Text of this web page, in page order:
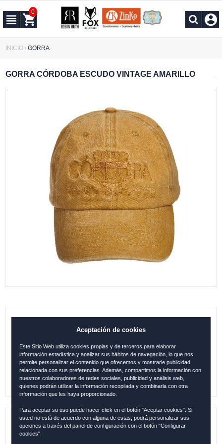
0
INICIO /GORRA
GORRA CÓRDOBA ESCUDO VINTAGE AMARILLO
GORRA CÓRDOBA ESCUDO VINTAGE
15.95€
Referencia: COR1243
Aceptación de cookies
Este Sitio Web utiliza cookies propias y de terceros para elaborar
información estadística y analizar sus hábitos de navegación, lo que nos
permite personalizar el contenido que ofrecemos y mostrarle publicidad
relacionada con sus preferencias. Además, compartimos la información con
nuestros colaboradores de redes sociales, publicidad y análisis web,
quienes podrán utilizar la información recopilada y combinarla con otra
información que les haya proporcionado.
Para aceptar su uso puede hacer click en el botón "Aceptar cookies". Si
usted no está de acuerdo con alguna de estas, podrá personalizar sus
opciones a través del panel de configuración con el botón "Configurar
cookies".